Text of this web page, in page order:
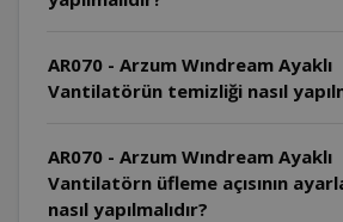
AR070 - Arzum Wındream Ayaklı
Vantilatörün temizliği nasıl
AR070 - Arzum Wındream Ayaklı
Vantilatörn üfleme açısının
nasıl yapılmalıdır?